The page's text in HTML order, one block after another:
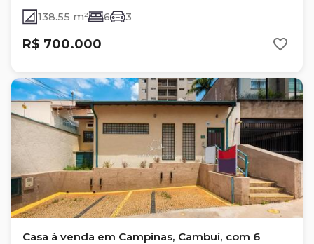
138.55 m² 6 3
R$ 700.000
Casa à venda em Campinas, Cambuí, com 6